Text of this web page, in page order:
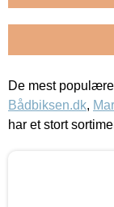
De mest
Bådbiksen.dk,
har et stort